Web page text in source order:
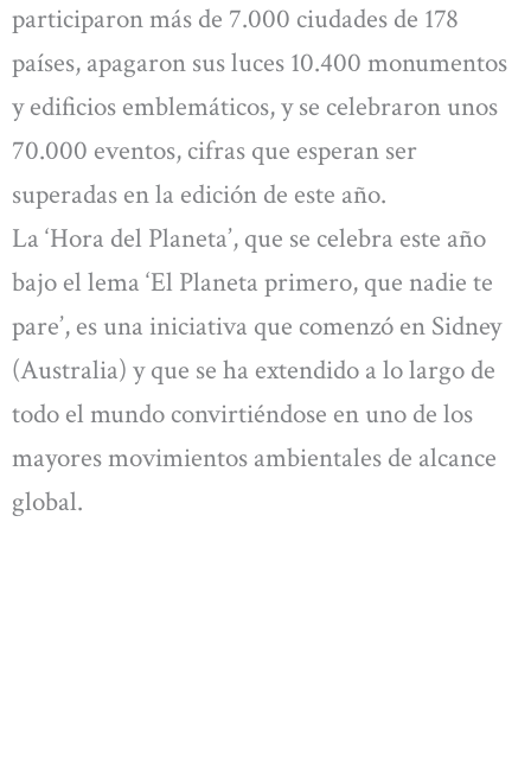
participaron más de 7.000 ciudades de 178
países, apagaron sus luces 10.400 monumentos
y edificios emblemáticos, y se celebraron unos
70.000 eventos, cifras que esperan ser
superadas en la edición de este año.
La ‘Hora del Planeta’, que se celebra este año
bajo el lema ‘El Planeta primero, que nadie te
pare’, es una iniciativa que comenzó en Sidney
(Australia) y que se ha extendido a lo largo de
todo el mundo convirtiéndose en uno de los
mayores movimientos ambientales de alcance
global.